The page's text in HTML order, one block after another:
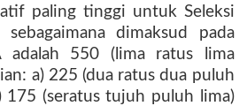
paling tinggi untuk Seleksi
sebagaimana dimaksud pada
adalah 550 (lima ratus lima
a) 225 (dua ratus dua puluh
175 (seratus tujuh puluh lima)